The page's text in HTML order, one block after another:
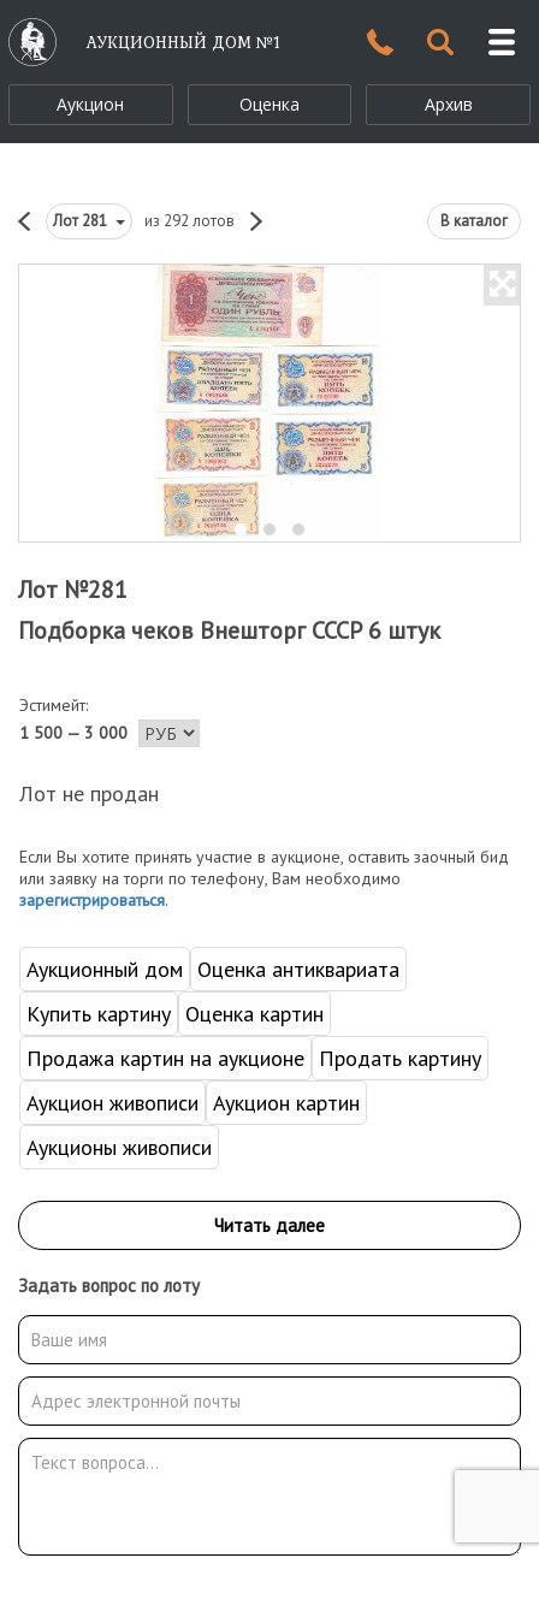
АУКЦИОННЫЙ ДОМ №1
Аукцион Оценка Архив
Лот281 из 292 лотов В каталог
Лот №281
Подборка чеков Внешторг СССР 6 штук
Эстимейт:
1 500 — 3 000
Лот не продан
Если Вы хотите принять участие в аукционе, оставить заочный бид
или заявку на торги по телефону, Вам необходимо
зарегистрироваться.
Аукционный дом
Оценка антиквариата
Купить картину Оценка картин
Продажа картин на аукционе
Продать картину
Аукцион живописи Аукцион картин
Аукционы живописи
Задать вопрос по лоту